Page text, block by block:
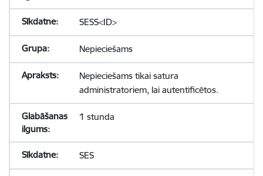
SESS<ID>
Nepieciešams
Nepieciešams tikai satura
administratoriem, lai autentificētos.
1 stunda
SES